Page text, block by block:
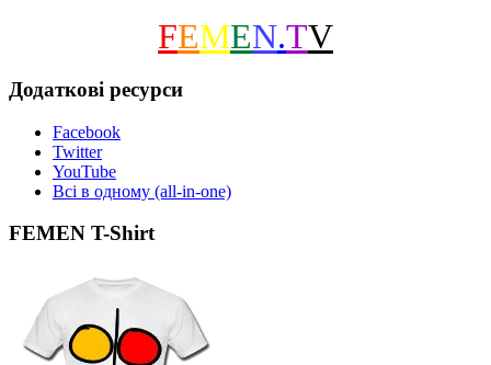
FEMEN.TV
Додаткові ресурси
Facebook
Twitter
YouTube
Всі в одному (all-in-one)
FEMEN T-Shirt